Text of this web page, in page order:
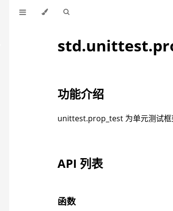
功能介绍
unittest.prop_test 为单元测试框
API 列表
函数